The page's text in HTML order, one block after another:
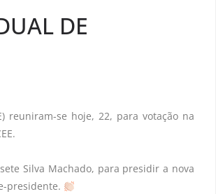
DE
reuniram-se hoje, 22, para votação na
Silva Machado, para presidir a nova
presidente.